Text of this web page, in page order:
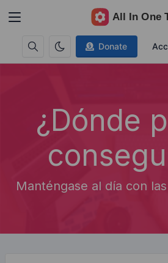
Donate
¿Dónde
Manténgase al día con